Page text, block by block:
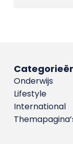
Onderwijs
Lifestyle
International